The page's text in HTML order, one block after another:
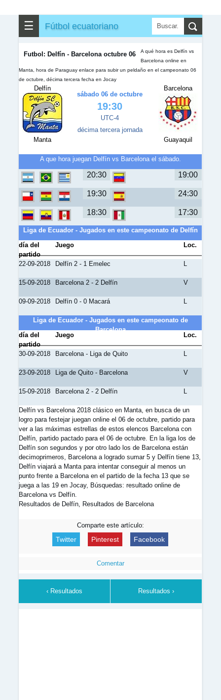
☰ Fútbol ecuatoriano
Futbol: Delfín - Barcelona octubre 06
A qué hora es Delfín vs
Barcelona online en
Manta, hora de Paraguay enlace para subir un peldaño en el campeonato 06
de octubre, décima tercera fecha en Jocay
Delfín
Manta
sábado 06 de octubre
19:30
UTC-4
décima tercera jornada
Barcelona
Guayaquil
A que hora juegan Delfín vs Barcelona el sábado.
20:30 19:00
19:30 24:30
18:30 17:30
Liga de Ecuador - Jugados en este campeonato de Delfín
día del
partido
Juego Loc.
22-09-2018 Delfín 2 - 1 Emelec L
15-09-2018 Barcelona 2 - 2 Delfín V
09-09-2018 Delfín 0 - 0 Macará L
Liga de Ecuador - Jugados en este campeonato de
Barcelona
día del
partido
Juego Loc.
30-09-2018 Barcelona - Liga de Quito L
23-09-2018 Liga de Quito - Barcelona V
15-09-2018 Barcelona 2 - 2 Delfín L
Delfín vs Barcelona 2018 clásico en Manta, en busca de un
logro para festejar juegan online el 06 de octubre, partido para
ver a las máximas estrellas de estos elencos Barcelona con
Delfín, partido pactado para el 06 de octubre. En la liga los de
Delfín son segundos y por otro lado los de Barcelona están
decimoprimeros, Barcelona a logrado sumar 5 y Delfín tiene 13,
Delfín viajará a Manta para intentar conseguir al menos un
punto frente a Barcelona en el partido de la fecha 13 que se
juega a las 19 en Jocay, Búsquedas: resultado online de
Barcelona vs Delfín.
Resultados de Delfín, Resultados de Barcelona
Comparte este artículo:
Twitter Pinterest Facebook
Comentar
‹ Resultados Resultados ›